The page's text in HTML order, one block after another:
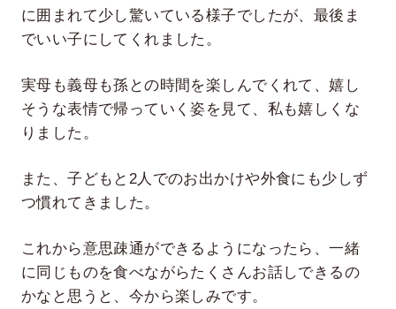
に囲まれて少し驚いている様子でしたが、最後ま
でいい子にしてくれました。
実母も義母も孫との時間を楽しんでくれて、嬉し
そうな表情で帰っていく姿を見て、私も嬉しくな
りました。
また、子どもと2人でのお出かけや外食にも少しず
つ慣れてきました。
これから意思疎通ができるようになったら、一緒
に同じものを食べながらたくさんお話しできるの
かなと思うと、今から楽しみです。